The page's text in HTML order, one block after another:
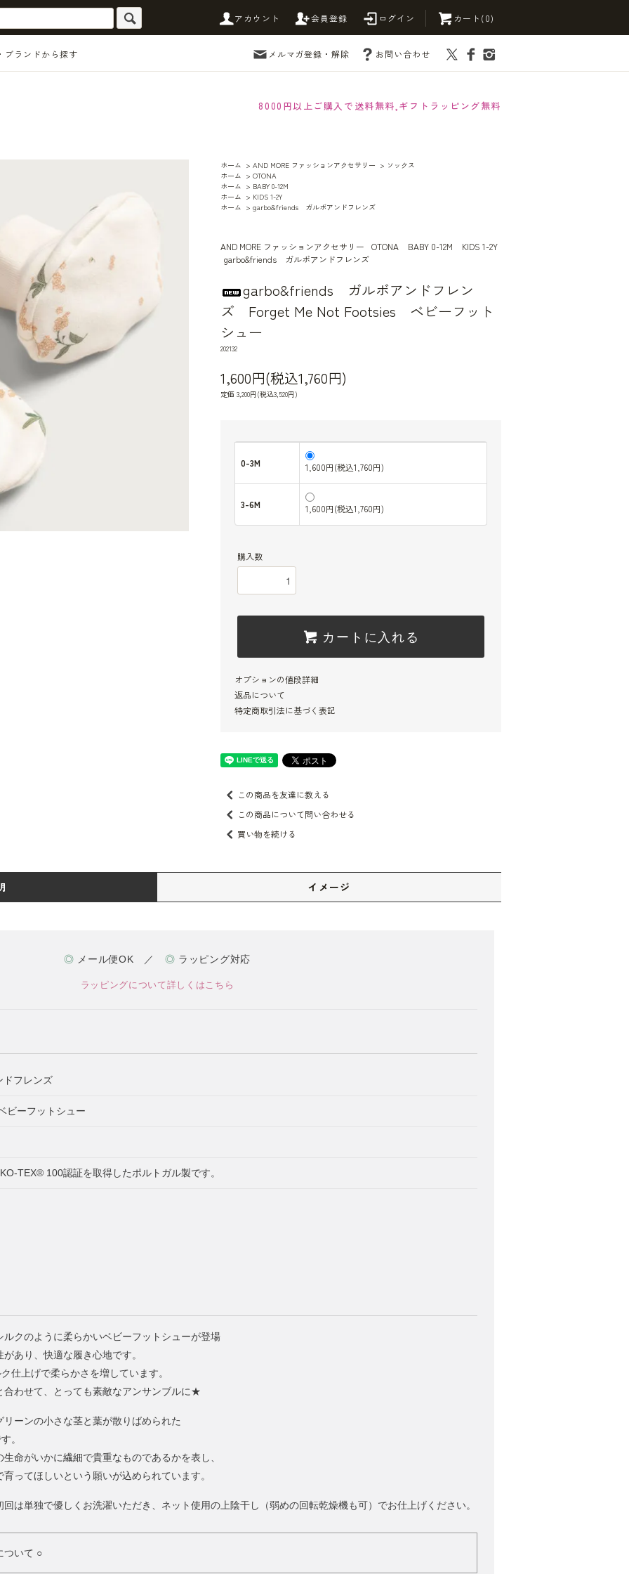
アカウント 会員登録 ログイン カート(0)
ブランドから探す メルマガ登録・解除 お問い合わせ
8000円以上ご購入で送料無料,ギフトラッピング無料
ホーム > AND MORE ファッションアクセサリー > ソックス
ホーム > OTONA
ホーム > BABY 0-12M
ホーム > KIDS 1-2Y
ホーム > garbo&friends ガルボアンドフレンズ
AND MORE ファッションアクセサリー OTONA BABY 0-12M
KIDS 1-2Y
garbo&friends ガルボアンドフレンズ
garbo&friends ガルボアンドフレン
ズ Forget Me Not Footsies ベビーフット
シュー
202132
1,600円(税込1,760円)
定価 3,200円(税込3,520円)
0-3M 1,600円(税込1,760円)
3-6M 1,600円(税込1,760円)
購入数
カートに入れる
オプションの値段詳細
返品について
特定商取引法に基づく表記
この商品を友達に教える
この商品について問い合わせる
買い物を続ける
イメージ
◎ メール便OK ／ ◎ ラッピング対応
ラッピングについて詳しくはこちら
ドフレンズ
ビーフットシュー
TEX® 100認証を取得したポルトガル製です。
クのように柔らかいベビーフットシューが登場
あり、快適な履き心地です。
仕上げで柔らかさを増しています。
合わせて、とっても素敵なアンサンブルに★
ーンの小さな茎と葉が散りばめられた
。
命がいかに繊細で貴重なものであるかを表し、
ってほしいという願いが込められています。
は単独で優しくお洗濯いただき、ネット使用の上陰干し（弱めの回転乾燥機も可）でお仕上げください。
ついて ○